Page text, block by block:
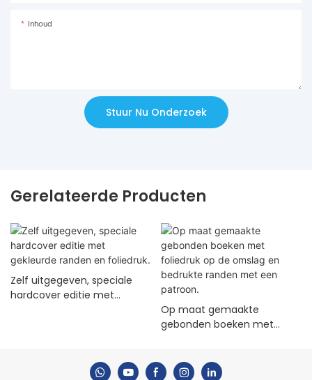
Inhoud
Stuur Nu Onderzoek
Gerelateerde Producten
Zelf uitgegeven, speciale
hardcover editie met
Op maat gemaakte
gebonden boeken met
patroon.